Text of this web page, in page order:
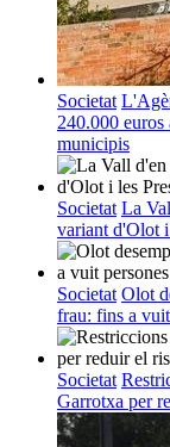
Societat
240.000
municipis
Societat La
variant d'Olot i
Societat Olot
frau: fins a
Societat
Garrotxa per